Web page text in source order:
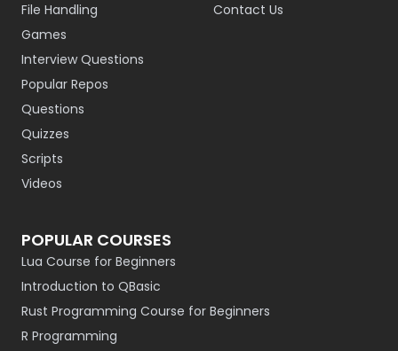
File Handling
Games
Interview Questions
Popular Repos
Questions
Quizzes
Scripts
Videos
Contact Us
POPULAR COURSES
Lua Course for Beginners
Introduction to QBasic
Rust Programming Course for Beginners
R Programming